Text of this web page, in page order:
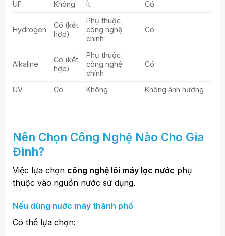
UF Không Ít Có
Hydrogen
Có (kết
hợp)
Phụ thuộc
công nghệ
chính
Có
Alkaline
Có (kết
hợp)
Phụ thuộc
công nghệ
chính
Có
UV Có Không Không ảnh hưởng
Nên Chọn Công Nghệ Nào Cho Gia
Đình?
Việc lựa chọn công nghệ lõi máy lọc nước phụ
thuộc vào nguồn nước sử dụng.
Nếu dùng nước máy thành phố
Có thể lựa chọn: